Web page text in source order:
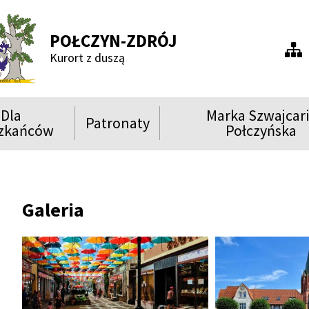
POŁCZYN-ZDRÓJ
Kurort z duszą
Menu
Dla
Rozwiń
menu
Patronaty
menu
Marka
Połczyńska
Galeria